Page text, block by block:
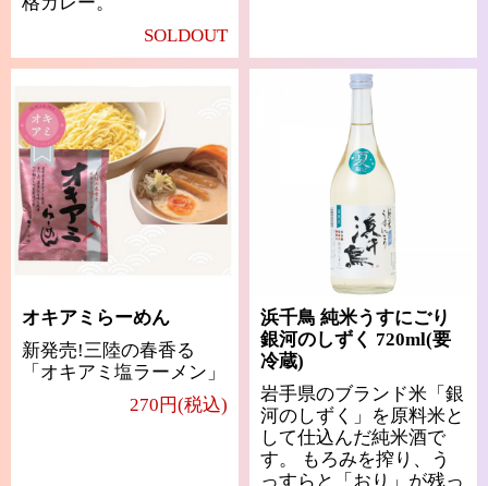
SOLDOUT
オキアミらーめん
新発売!三陸の春香る
「オキアミ塩ラーメン」
270円(税込)
浜千鳥 純米うすにごり
銀河のしずく 720ml(要
冷蔵)
岩手県のブランド米「銀
河のしずく」を原料米と
して仕込んだ純米酒で
す。 もろみを搾り、う
っすらと「おり」が残っ